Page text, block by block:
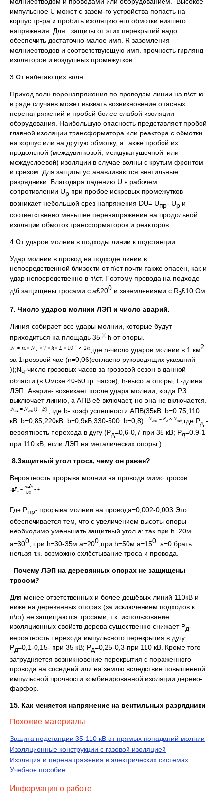
импульсное U может с зазем-го устройства попасть на
корпус тр-ра и пробить изоляцию его обмотки низшего
напряжения. Для защиты от этих перекрытий надо
обеспечить достаточно малое имп. R заземления
молниеотводов и соответствующую имп. прочность гирлянд
изоляторов и воздушных промежутков.
3.От набегающих волн.
Приход волн перенапряжения по проводам линии на п\ст-ю
в ряде случаев может вызвать возникновение опасных
перенапряжений и пробой более слабой изоляции
оборудования. Наибольшую опасность представляет пробой
главной изоляции трансформатора или реактора с обмотки
на корпус или на другую обмотку, а также пробой их
продольной (междувитковой, междукатушечной или
междуслоевой) изоляции в случае волны с крутым фронтом
и срезом. Для защиты устанавливаются вентильные
разрядники. Благодаря падению U в рабочем
сопротивлении Uр при пробое искровых промежутков
возникает небольшой срез напряжения DU= Uпр- Uр и
соответственно меньшее перенапряжение на продольной
изоляции обмоток трансформаторов и реакторов.
4.От ударов молнии в подходы линии к подстанции.
Удар молнии в провод на подходе линии в
непосредственной близости от п\ст почти также опасен, как и
удар непосредственно в п\ст. Поэтому провода на подходе
д\б защищены тросами с a£200 и заземлениями с Rз£10 Ом.
7. Число ударов молнии ЛЭП и число аварий.
Линия собирает все удары молнии, которые будут
приходиться на площадь 35
h от опоры.
,где n-число ударов молнии в 1 км2
за 1грозовой час (n=0,06(согласно руководящих указаний
));Nч-число грозовых часов за грозовой сезон в данной
области (в Омске 40-60 гр. часов); h-высота опоры; L-длина
ЛЭП. Авария- возникает после удара молнии, когда Р.З.
выключает линию, а АПВ её включает, но она не включается.
, где b- коэф успешности АПВ(35кВ: b=0.75;110
кВ: b=0,85;220кВ: b=0,9кВ;330-500: b=0,8).
,где Pд -
вероятность перехода в дугу (Pд=0,6-0,7 при 35 кВ; Pд=0.9-1
при 110 кВ, если ЛЭП на металических опоры ).
8.Защитный угол троса, чему он равен?
Вероятность прорыва молнии на провода мимо тросов:
Где Рпр- прорыва молнии на провода=0,002-0,003.Это
обеспечивается тем, что с увеличением высоты опоры
необходимо уменьшать защитный угол a: так при h=20м
a=300; при h=30-35м a=200;при h=50м a=150 . a=0 брать
нельзя т.к. возможно схлёстывание троса и провода.
Почему ЛЭП на деревянных опорах не защищены
тросом?
Для менее ответственных и более дешёвых линий 110кВ и
ниже на деревянных опорах (за исключением подходов к
п\ст) не защищаются тросами, т.к. использование
изоляционных свойств дерева существенно снижает Pд-
вероятность перехода импульсного перекрытия в дугу.
Pд=0,1-0,15- при 35 кВ; Pд=0,25-0,3-при 110 кВ. Кроме того
затрудняется возникновение перекрытия с пораженного
провода на соседний или на землю вследствие повышенной
импульсной прочности комбинированной изоляции дерево-
фарфор.
15. Как меняется напряжение на вентильных разрядники
Похожие материалы
Защита подстанции 35-110 кВ от прямых попаданий молнии
Изоляционные конструкции с газовой изоляцией
Изоляция и перенапряжения в электрических системах:
Учебное пособие
Информация о работе